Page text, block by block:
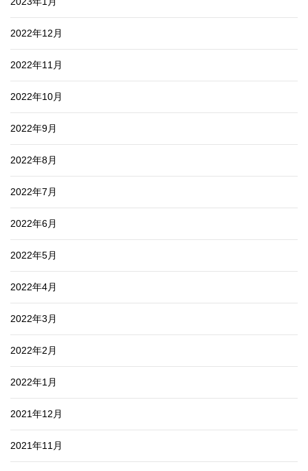
2022年12月
2022年11月
2022年10月
2022年9月
2022年8月
2022年7月
2022年6月
2022年5月
2022年4月
2022年3月
2022年2月
2022年1月
2021年12月
2021年11月